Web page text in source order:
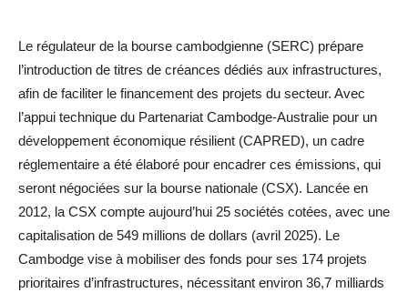
Le régulateur de la bourse cambodgienne (SERC) prépare
l’introduction de titres de créances dédiés aux infrastructures,
afin de faciliter le financement des projets du secteur. Avec
l’appui technique du Partenariat Cambodge-Australie pour un
développement économique résilient (CAPRED), un cadre
réglementaire a été élaboré pour encadrer ces émissions, qui
seront négociées sur la bourse nationale (CSX). Lancée en
2012, la CSX compte aujourd’hui 25 sociétés cotées, avec une
capitalisation de 549 millions de dollars (avril 2025). Le
Cambodge vise à mobiliser des fonds pour ses 174 projets
prioritaires d’infrastructures, nécessitant environ 36,7 milliards